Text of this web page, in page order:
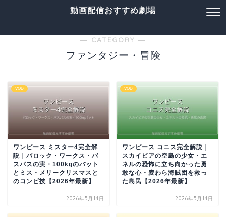
動画配信おすすめ劇場
― CATEGORY ―
ファンタジー・冒険
VOD
ワンピース ミスター4完全解
説｜バロック・ワークス・バ
スバスの実・100kgのバット
とミス・メリークリスマスと
のコンビ技【2026年最新】
2026年5月14日
VOD
ワンピース コニス完全解説｜
スカイピアの空島の少女・エ
ネルの恐怖に立ち向かった勇
敢な心・麦わら海賊団を救っ
た島民【2026年最新】
2026年5月14日